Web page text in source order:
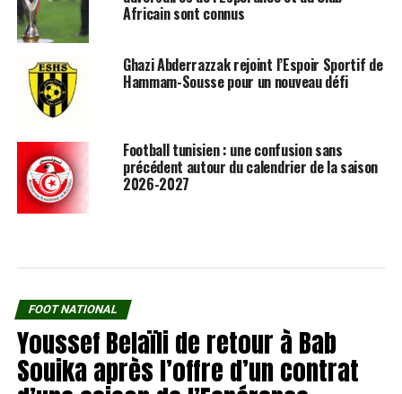
Africain sont connus
Ghazi Abderrazzak rejoint l’Espoir Sportif de
Hammam-Sousse pour un nouveau défi
Football tunisien : une confusion sans
précédent autour du calendrier de la saison
2026-2027
FOOT NATIONAL
Youssef Belaïli de retour à Bab
Souika après l’offre d’un contrat